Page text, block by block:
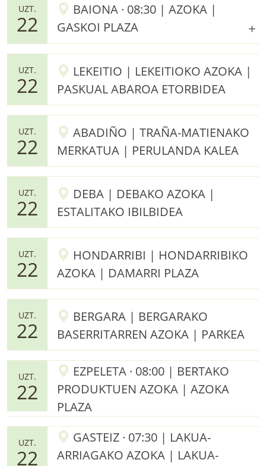
UZT.
22
BAIONA · 08:30 | AZOKA |
GASKOI PLAZA
UZT.
22
LEKEITIO | LEKEITIOKO AZOKA |
PASKUAL ABAROA ETORBIDEA
UZT.
22
ABADIÑO | TRAÑA-MATIENAKO
MERKATUA | PERULANDA KALEA
UZT.
22
DEBA | DEBAKO AZOKA |
ESTALITAKO IBILBIDEA
UZT.
22
HONDARRIBI | HONDARRIBIKO
AZOKA | DAMARRI PLAZA
UZT.
22
BERGARA | BERGARAKO
BASERRITARREN AZOKA | PARKEA
UZT.
22
EZPELETA · 08:00 | BERTAKO
PRODUKTUEN AZOKA | AZOKA
PLAZA
UZT.
22
GASTEIZ · 07:30 | LAKUA-
ARRIAGAKO AZOKA | LAKUA-